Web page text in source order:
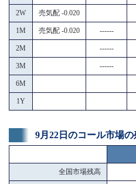
2W 売気配 -0.020
1M 売気配 -0.020 ------
2M ------
3M ------
6M
1Y
9月22日のコール市場
全国市場残高